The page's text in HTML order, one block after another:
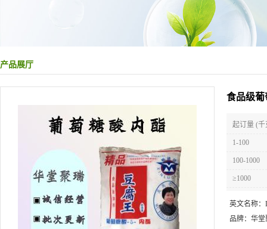
产品展厅
食品级葡
起订量 (千
1-100
100-1000
≥1000
英文名称：
品牌： 华堂